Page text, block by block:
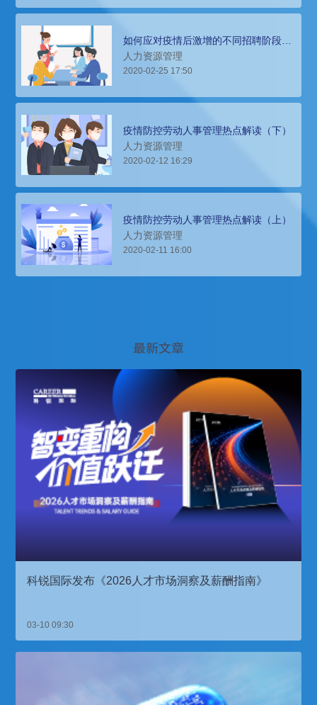
如何应对疫情后激增的不同招聘阶段的
需求？上
人力资源管理
2020-02-25 17:50
疫情防控劳动人事管理热点解读（下）
人力资源管理
2020-02-12 16:29
疫情防控劳动人事管理热点解读（上）
人力资源管理
2020-02-11 16:00
最新文章
科锐国际发布《2026人才市场洞察及薪酬指南》
03-10 09:30